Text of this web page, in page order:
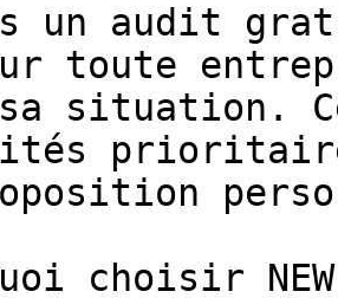
un audit
toute
sa situation.